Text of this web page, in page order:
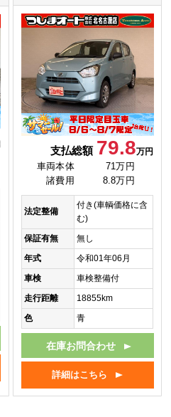
支払総額 79.8万円
車両本体
71万円
諸費用
8.8万円
法定整備
付き(車輌価格に含
む)
保証有無
無し
年式
令和01年06月
車検
車検整備付
走行距離
18855km
色
青
在庫お問合わせ
詳細はこちら